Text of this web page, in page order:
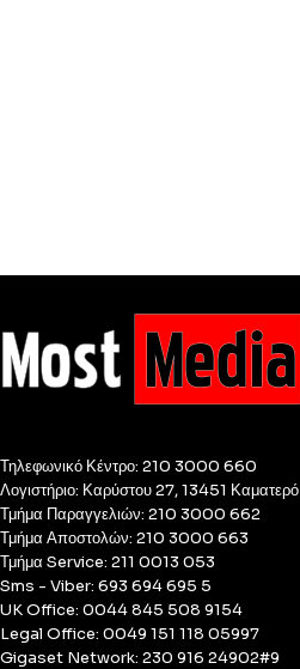
Τηλεφωνικό Κέντρο: 210 3000 660
Λογιστήριο: Καρύστου 27, 13451 Καματερό
Τμήμα Παραγγελιών: 210 3000 662
Τμήμα Αποστολών: 210 3000 663
Τμήμα Service: 211 0013 053
Sms - Viber: 693 694 695 5
UK Office: 0044 845 508 9154
Legal Office: 0049 151 118 05997
Gigaset Network: 230 916 24902#9